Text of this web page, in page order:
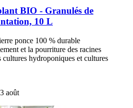
BIO -​ Granulés de
10 L
ponce 100 % durable
et la pourriture des racines
cultures hydroponiques et cultures
août